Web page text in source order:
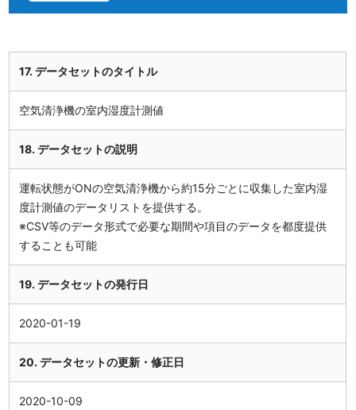
17. データセットのタイトル
空気清浄機の室内湿度計測値
18. データセットの説明
運転状態がONの空気清浄機から約15分ごとに収集した室内湿
度計測値のデータリストを提供する。
※CSV等のデータ形式で必要な期間や項目のデータを都度提供
することも可能
19. データセットの発行日
2020-01-19
20. データセットの更新・修正日
2020-10-09